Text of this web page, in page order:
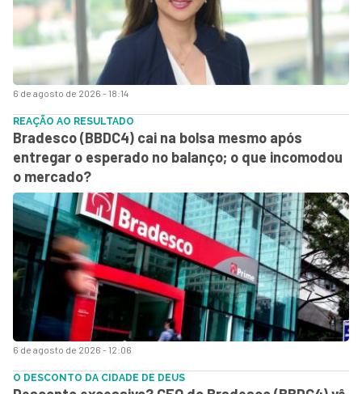
6 de agosto de 2026 - 18:14
6 de agosto de 2026 - 12:06
REAÇÃO AO RESULTADO
Bradesco (BBDC4) cai na bolsa mesmo após
entregar o esperado no balanço; o que incomodou
o mercado?
O DESCONTO DA CIDADE DE DEUS